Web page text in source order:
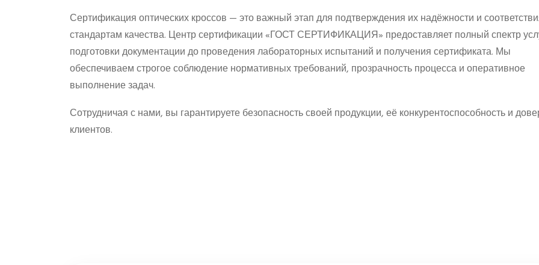
Сертификация оптических кроссов — это важный этап для подтверждения их надёжности и
стандартам качества. Центр сертификации «ГОСТ СЕРТИФИКАЦИЯ» предоставляет полный спектр
подготовки документации до проведения лабораторных испытаний и получения сертификата. Мы
обеспечиваем строгое соблюдение нормативных требований, прозрачность процесса и оперативное
выполнение задач.
Сотрудничая с нами, вы гарантируете безопасность своей продукции, её конкурентоспособность и
клиентов.